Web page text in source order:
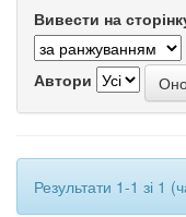
Вивести на
Автори
Результати 1-1 зі 1